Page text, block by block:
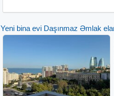
Yeni bina evi Daşınmaz Əmlak